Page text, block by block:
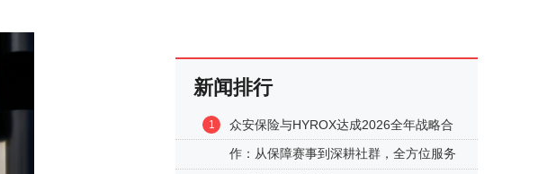
新闻排行
1
众安保险与HYROX达成2026全年战略合
作：从保障赛事到深耕社群，全方位服务